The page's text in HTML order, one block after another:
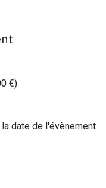
€)
date de l'évènement